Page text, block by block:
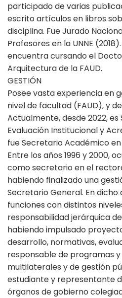
participado de varias
escrito artículos en libros
disciplina. Fue Jurado
Profesores en la UNNE
encuentra cursando el
Arquitectura de la FAUD.
GESTIÓN
Posee vasta experiencia en
nivel de facultad (FAUD), y
Actualmente, desde 2022,
Evaluación Institucional y
fue Secretario Académico
Entre los años 1996 y 2000,
como secretario en el
habiendo finalizado una
Secretario General. En dicho
funciones con distintos
responsabilidad jerárquica
habiendo impulsado
desarrollo, normativas,
responsable de programas
multilaterales y de gestión
estudiante y representante
órganos de gobierno